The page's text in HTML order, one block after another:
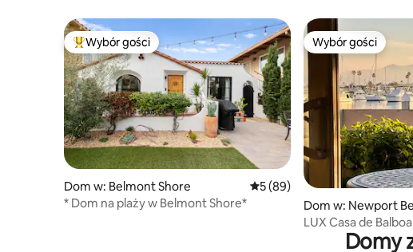
Najpopularniejsze z kategorii Wybór gości
Wybór gości
Dom w: Belmont Shore Średnia ocena: 5 na 5, liczba
5 (89)
* Dom na plaży w Belmont Shore*
Wybór gości
Wybór gości
Dom w: Newport
LUX Casa de
z klimatyzacją –
Domy